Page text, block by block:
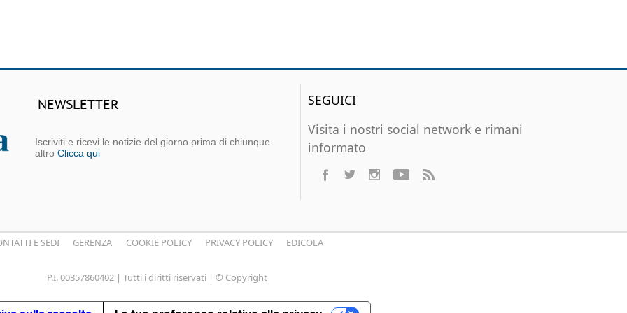
NEWSLETTER
Iscriviti e ricevi le notizie del giorno prima di chiunque
altro Clicca qui
SEGUICI
Visita i nostri social network e rimani
informato
E SEDI GERENZA COOKIE POLICY PRIVACY POLICY EDICOLA
P.I. 00357860402 | Tutti i diritti riservati | © Copyright